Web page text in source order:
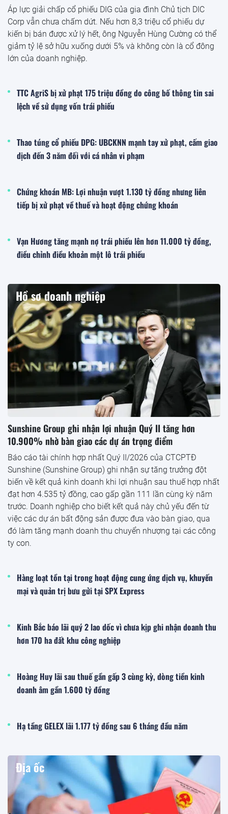
Áp lực giải chấp cổ phiếu DIG của gia đình Chủ tịch DIC
Corp vẫn chưa chấm dứt. Nếu hơn 8,3 triệu cổ phiếu dự
kiến bị bán được xử lý hết, ông Nguyễn Hùng Cường có thể
giảm tỷ lệ sở hữu xuống dưới 5% và không còn là cổ đông
lớn của doanh nghiệp.
TTC AgriS bị xử phạt 175 triệu đồng do công bố thông tin sai
lệch về sử dụng vốn trái phiếu
Thao túng cổ phiếu DPG: UBCKNN mạnh tay xử phạt, cấm giao
dịch đến 3 năm đối với cá nhân vi phạm
Chứng khoán MB: Lợi nhuận vượt 1.130 tỷ đồng nhưng liên
tiếp bị xử phạt về thuế và hoạt động chứng khoán
Vạn Hương tăng mạnh nợ trái phiếu lên hơn 11.000 tỷ đồng,
điều chỉnh điều khoản một lô trái phiếu
Hồ sơ doanh nghiệp
Sunshine Group ghi nhận lợi nhuận Quý II tăng hơn
10.900% nhờ bàn giao các dự án trọng điểm
Báo cáo tài chính hợp nhất Quý II/2026 của CTCPTĐ
Sunshine (Sunshine Group) ghi nhận sự tăng trưởng đột
biến về kết quả kinh doanh khi lợi nhuận sau thuế hợp nhất
đạt hơn 4.535 tỷ đồng, cao gấp gần 111 lần cùng kỳ năm
trước. Doanh nghiệp cho biết kết quả này chủ yếu đến từ
việc các dự án bất động sản được đưa vào bàn giao, qua
đó làm tăng mạnh doanh thu chuyển nhượng tại các công
ty con.
Hàng loạt tồn tại trong hoạt động cung ứng dịch vụ, khuyến
mại và quản trị bưu gửi tại SPX Express
Kinh Bắc báo lãi quý 2 lao dốc vì chưa kịp ghi nhận doanh thu
hơn 170 ha đất khu công nghiệp
Hoàng Huy lãi sau thuế gần gấp 3 cùng kỳ, dòng tiền kinh
doanh âm gần 1.600 tỷ đồng
Hạ tầng GELEX lãi 1.177 tỷ đồng sau 6 tháng đầu năm
Địa ốc